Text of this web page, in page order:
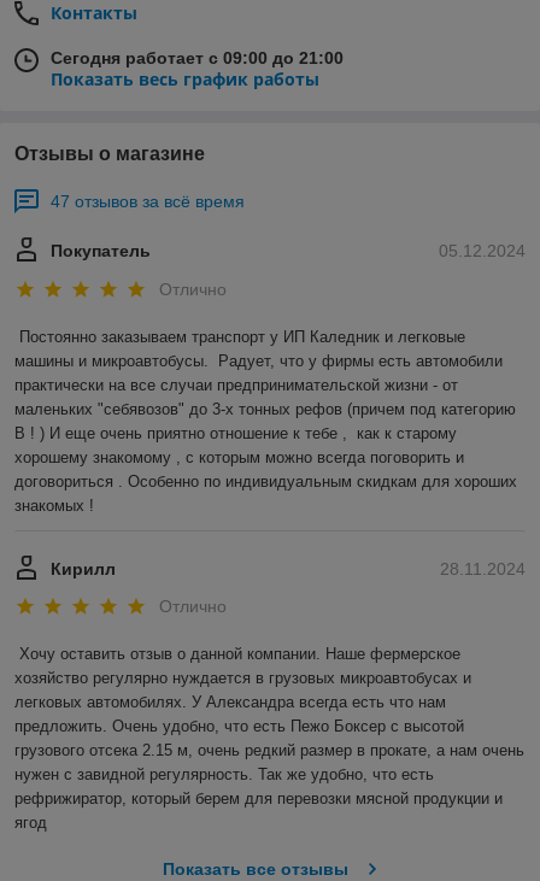
Контакты
Сегодня работает с 09:00 до 21:00
Показать весь график работы
Отзывы о магазине
47 отзывов за всё время
05.12.2024
Покупатель
Отлично
Постоянно заказываем транспорт у ИП Каледник и легковые
машины и микроавтобусы.  Радует, что у фирмы есть автомобили
практически на все случаи предпринимательской жизни - от
маленьких "себявозов" до 3-х тонных рефов (причем под категорию
В ! ) И еще очень приятно отношение к тебе ,  как к старому
хорошему знакомому , с которым можно всегда поговорить и
договориться . Особенно по индивидуальным скидкам для хороших
знакомых !
28.11.2024
Кирилл
Отлично
Хочу оставить отзыв о данной компании. Наше фермерское
хозяйство регулярно нуждается в грузовых микроавтобусах и
легковых автомобилях. У Александра всегда есть что нам
предложить. Очень удобно, что есть Пежо Боксер с высотой
грузового отсека 2.15 м, очень редкий размер в прокате, а нам очень
нужен с завидной регулярность. Так же удобно, что есть
рефрижиратор, который берем для перевозки мясной продукции и
ягод
Показать все отзывы